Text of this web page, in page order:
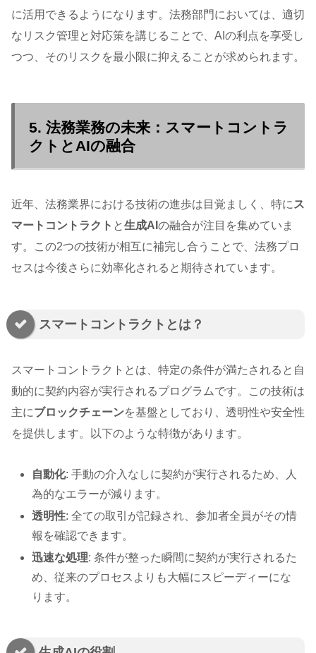
に活用できるようになります。法務部門においては、適切
なリスク管理と対応策を講じることで、AIの利点を享受し
つつ、そのリスクを最小限に抑えることが求められます。
5. 法務業務の未来：スマートコントラ
クトとAIの融合
近年、法務業界における技術の進歩は目覚ましく、特に ス
マートコントラクト と生成AI の融合が注目を集めていま
す。この2つの技術が相互に補完し合うことで、法務プロ
セスは今後さらに効率化されると期待されています。
スマートコントラクトとは？
スマートコントラクトとは、特定の条件が満たされると自
動的に契約内容が実行されるプログラムです。この技術は
主にブロックチェーンを基盤としており、透明性や安全性
を提供します。以下のような特徴があります。
自動化: 手動の介入なしに契約が実行されるため、人
為的なエラーが減ります。
透明性: 全ての取引が記録され、参加者全員がその情
報を確認できます。
迅速な処理: 条件が整った瞬間に契約が実行されるた
め、従来のプロセスよりも大幅にスピーディーにな
ります。